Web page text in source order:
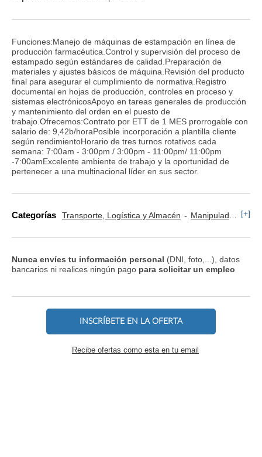
Funciones:Manejo de máquinas de estampación en línea de
producción farmacéutica.Control y supervisión del proceso de
estampado según estándares de calidad.Preparación de
materiales y ajustes básicos de máquina.Revisión del producto
final para asegurar el cumplimiento de normativa.Registro
documental en hojas de producción, controles en proceso y
sistemas electrónicosApoyo en tareas generales de producción
y mantenimiento del orden en el puesto de
trabajo.Ofrecemos:Contrato por ETT de 1 MES prorrogable con
salario de: 9,42b/horaPosible incorporación a plantilla cliente
según rendimientoHorario de tres turnos rotativos cada
semana: 7:00am - 3:00pm / 3:00pm - 11:00pm/ 11:00pm
-7:00amExcelente ambiente de trabajo y la oportunidad de
pertenecer a una multinacional líder en sus sector.
Categorías Transporte, Logística y Almacén Manipulador y Operario de Montaje [+]
Nunca envíes tu información personal (DNI, foto,...), datos
bancarios ni realices ningún pago para solicitar un empleo
INSCRÍBETE EN LA OFERTA
Recibe ofertas como esta en tu email